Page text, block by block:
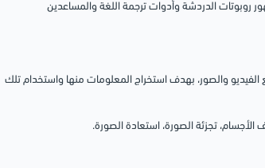
روبوتات الدردشة وأدوات ترجمة اللغة والمساعدين
الفيديو والصور، بهدف استخراج المعلومات منها واستخدام تلك
تجزئة الصورة، استعادة الصورة.